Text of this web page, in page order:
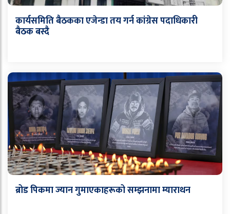
कार्यसमिति बैठकका एजेन्डा तय गर्न कांग्रेस पदाधिकारी
बैठक बस्दै
ब्रोड पिकमा ज्यान गुमाएकाहरूको सम्झनामा म्याराथन